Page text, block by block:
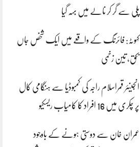
پلی سے گر کر نالے میں بہہ گیا
کہوٹہ: فائرنگ کے واقعے میں ایک شخص جاں
بحق، تین زخمی
انجینئر قمراسلام راجہ کی کمبوڈیا سے ہنگامی کال
پر چکری میں 16 افراد کا کامیاب ریسکیو
عمران خان سے دوستی ہونے کے باوجود